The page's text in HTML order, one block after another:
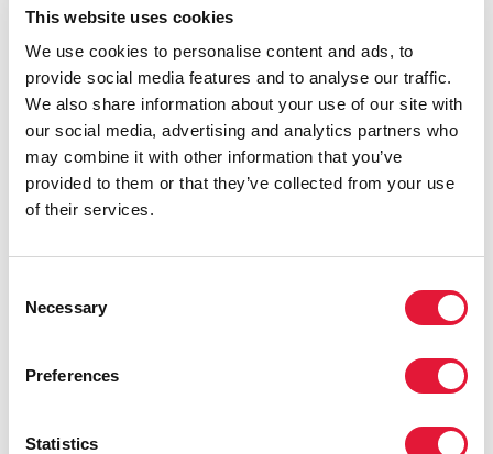
This website uses cookies
We use cookies to personalise content and ads, to
provide social media features and to analyse our traffic.
We also share information about your use of our site with
our social media, advertising and analytics partners who
may combine it with other information that you’ve
provided to them or that they’ve collected from your use
of their services.
Selection
Necessary
Preferences
Statistics
pruebas del VIH, Angola también podrá aprovechar
los recursos del Fondo Mundial de Lucha contra el
Sida, la Tuberculosis y la Malaria y llegar, así, a los
jóvenes de los grupos de población clave (un aspecto
prioritario para alcanzar los objetivos del VIH). De igual
manera, el aprendizaje estratégico a partir de esta
experiencia podría aportar una valiosa perspectiva a
“Asegurar que los jóvenes conozcan su estado
práctica, obstruyen su acceso a las pruebas del VIH al
requerir consentimiento paterno provocan una demora
el acceso a servicios del VIH vitales. Las leyes que